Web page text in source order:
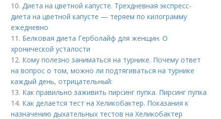
10.Диета на цветной капусте. Трехдневная экспресс-
диета на цветной капусте — теряем по килограмму
ежедневно
11. Белковая диета Герболайф для женщин. О
хронической усталости
12. Кому полезно заниматься на турнике. Почему ответ
на вопрос о том, можно ли подтягиваться на турнике
каждый день, отрицательный:
13. Как правильно заживить пирсинг пупка. Пирсинг пупка
14. Как делается тест на Хеликобактер. Показания к
назначению дыхательных тестов на Хеликобактер